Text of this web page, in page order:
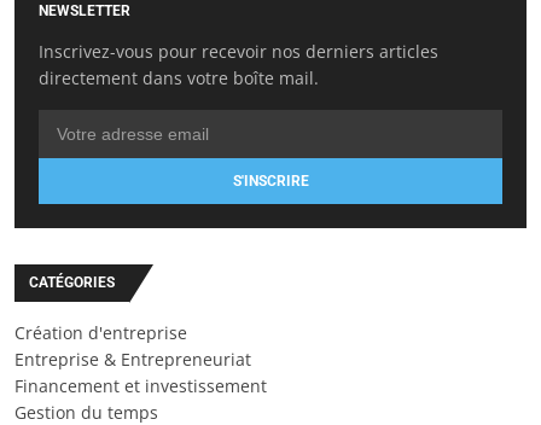
NEWSLETTER
Inscrivez-vous pour recevoir nos derniers articles
directement dans votre boîte mail.
S'INSCRIRE
CATÉGORIES
Création d'entreprise
Entreprise & Entrepreneuriat
Financement et investissement
Gestion du temps